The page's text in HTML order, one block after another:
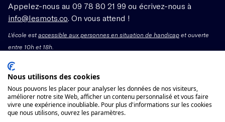
Appelez-nous au 09 78 80 21 99 ou écrivez-nous à
info@lesmots.co . On vous attend !
L'école estaccessible aux personnes en situation de handicap et ouverte
entre 10h et 18h.
Mentions légales – CGV
Organisme de formation enregistré sous le numéro
11755662775 auprès du préfet de région Île-de-France.
Nous utilisons des cookies
Nous pouvons les placer pour analyser les données de nos visiteurs,
améliorer notre site Web, afficher un contenu personnalisé et vous faire
vivre une expérience inoubliable. Pour plus d'informations sur les cookies
que nous utilisons, ouvrez les paramètres.